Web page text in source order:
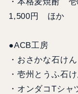
1,500円 ほか
●ACB工房
・おさかな石け
・壱州とうふ石
・オンダコTシ